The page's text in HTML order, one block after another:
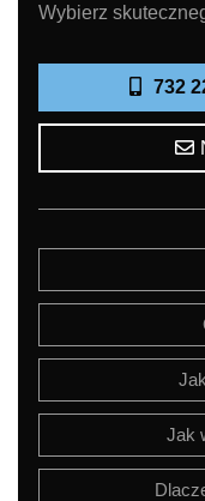
Wybierz
732
Jak